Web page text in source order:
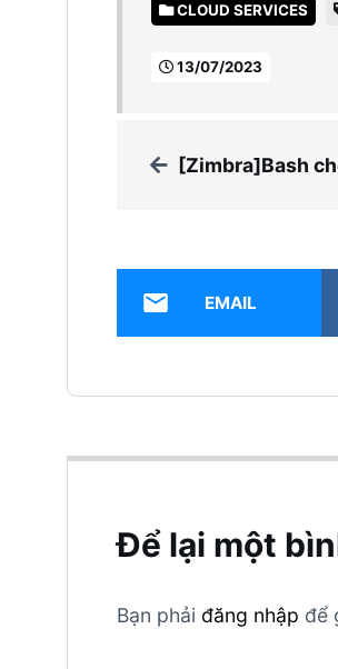
CLOUD SERVICES
13/07/2023
[Zimbra]Bash check mail
EMAIL
Để lại một
Bạn phải đăng nhập để